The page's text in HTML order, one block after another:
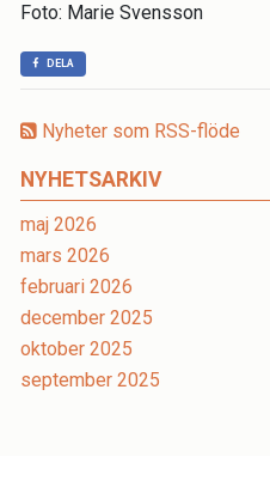
Nyheter som RSS-flöde
NYHETSARKIV
maj 2026
mars 2026
februari 2026
december 2025
oktober 2025
september 2025
Foto: Marie Svensson
DELA